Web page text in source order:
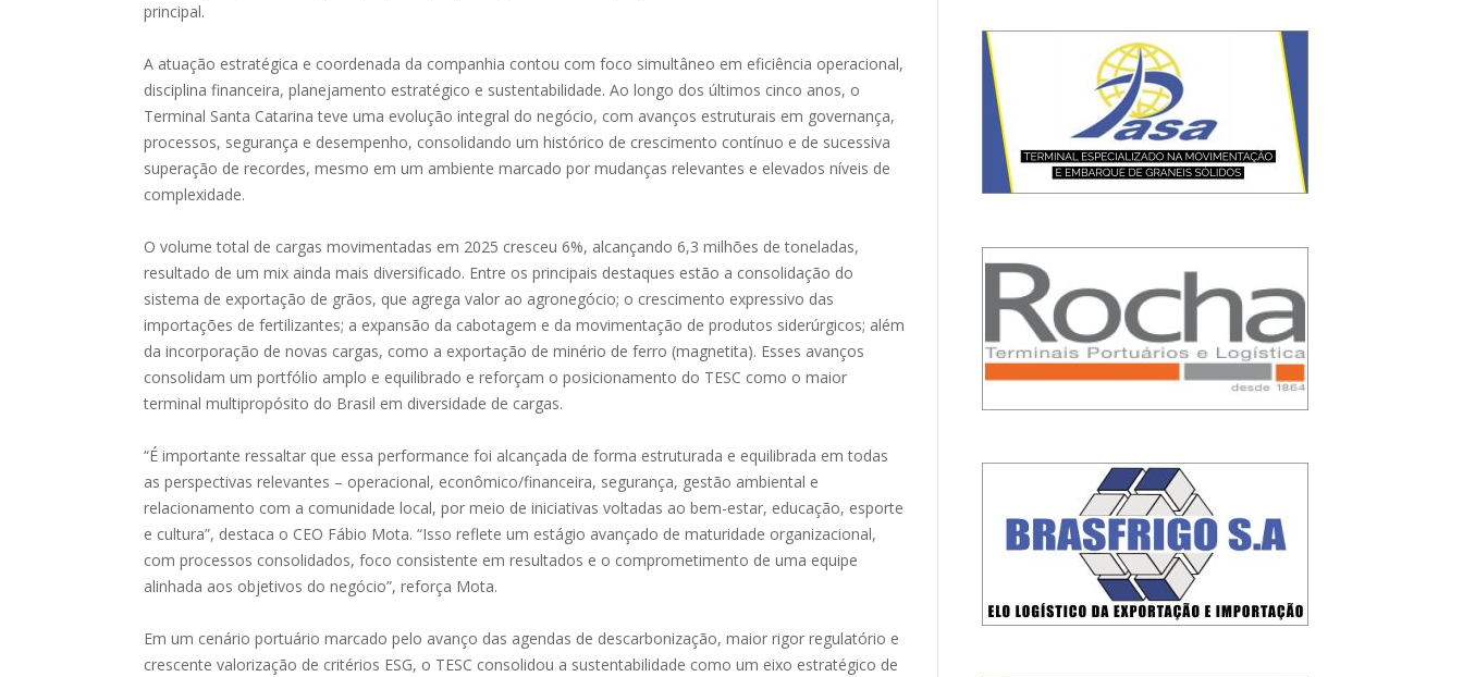
principal.
A atuação estratégica e coordenada da companhia contou com foco simultâneo em eficiência operacional,
disciplina financeira, planejamento estratégico e sustentabilidade. Ao longo dos últimos cinco anos, o
Terminal Santa Catarina teve uma evolução integral do negócio, com avanços estruturais em governança,
processos, segurança e desempenho, consolidando um histórico de crescimento contínuo e de sucessiva
superação de recordes, mesmo em um ambiente marcado por mudanças relevantes e elevados níveis de
complexidade.
O volume total de cargas movimentadas em 2025 cresceu 6%, alcançando 6,3 milhões de toneladas,
resultado de um mix ainda mais diversificado. Entre os principais destaques estão a consolidação do
sistema de exportação de grãos, que agrega valor ao agronegócio; o crescimento expressivo das
importações de fertilizantes; a expansão da cabotagem e da movimentação de produtos siderúrgicos; além
da incorporação de novas cargas, como a exportação de minério de ferro (magnetita). Esses avanços
consolidam um portfólio amplo e equilibrado e reforçam o posicionamento do TESC como o maior
terminal multipropósito do Brasil em diversidade de cargas.
“É importante ressaltar que essa performance foi alcançada de forma estruturada e equilibrada em todas
as perspectivas relevantes – operacional, econômico/financeira, segurança, gestão ambiental e
relacionamento com a comunidade local, por meio de iniciativas voltadas ao bem-estar, educação, esporte
e cultura”, destaca o CEO Fábio Mota. “Isso reflete um estágio avançado de maturidade organizacional,
com processos consolidados, foco consistente em resultados e o comprometimento de uma equipe
alinhada aos objetivos do negócio”, reforça Mota.
Em um cenário portuário marcado pelo avanço das agendas de descarbonização, maior rigor regulatório e
crescente valorização de critérios ESG, o TESC consolidou a sustentabilidade como um eixo estratégico de